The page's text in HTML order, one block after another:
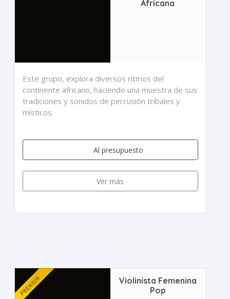
Africana
Este grupo, explora diversos ritmos del
continente africano, haciendo una muestra de sus
tradiciones y sonidos de percusión tribales y
místicos.
Al presupuesto
Ver más
Violinista Femenina
Pop